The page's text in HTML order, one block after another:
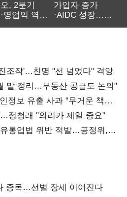
, 2분기
영업익 역대
가입자 증가
·AIDC 성장…
조작'…친명 "선 넘었다" 격앙
말 정리…부동산 공급도 논의"
정보 유출 사과 "무거운 책임
정청래 "의리가 제일 중요"
통업법 위반 적발…공정위,
종목…선별 장세 이어진다